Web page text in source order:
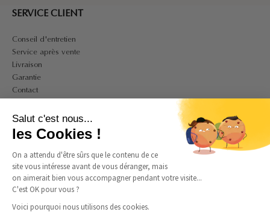
Salut c'est nous...
les Cookies !
On a attendu d'être sûrs que le contenu de ce
site vous intéresse avant de vous déranger, mais
on aimerait bien vous accompagner pendant votre visite...
C'est OK pour vous ?
Voici pourquoi nous utilisons des cookies.
SERVICE CLIENT
Conseil d'entretien
Service après vente
Livraison
Garantie
Contact
Mon compte
CGU
Politique de confidentialité et de cookies
Mentions légales
Guide des tailles bagues
Guide des tailles colliers